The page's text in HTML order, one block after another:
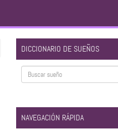
DICCIONARIO DE SUEÑOS
NAVEGACIÓN RÁPIDA